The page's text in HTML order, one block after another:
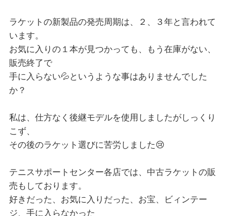
ラケットの新製品の発売周期は、２、３年と言われて
います。
お気に入りの１本が見つかっても、もう在庫がない、
販売終了で
手に入らない💦というような事はありませんでした
か？
私は、仕方なく後継モデルを使用しましたがしっくり
こず、
その後のラケット選びに苦労しました😢
テニスサポートセンター各店では、中古ラケットの販
売もしております。
好きだった、お気に入りだった、お宝、ビィンテー
ジ、手に入らなかった